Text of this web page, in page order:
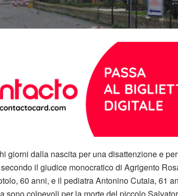
giorni dalla nascita per una disattenzione e
il giudice monocratico di Agrigento
60 anni, e il pediatra Antonino Cutaia, 61
sono colpevoli per la morte del piccolo